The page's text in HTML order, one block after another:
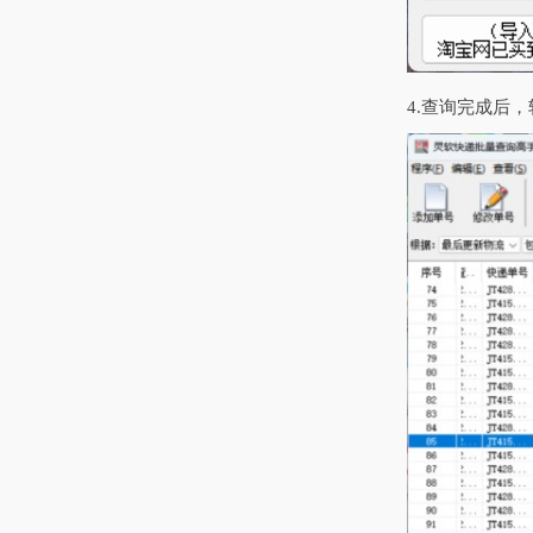
4.查询完成后